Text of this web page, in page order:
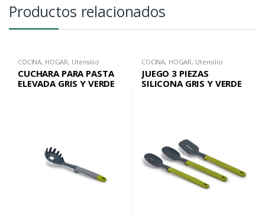
Productos relacionados
COCINA, HOGAR, Utensilio
CUCHARA PARA PASTA
ELEVADA GRIS Y VERDE
COCINA, HOGAR, Utensilio
JUEGO 3 PIEZAS
SILICONA GRIS Y VERDE